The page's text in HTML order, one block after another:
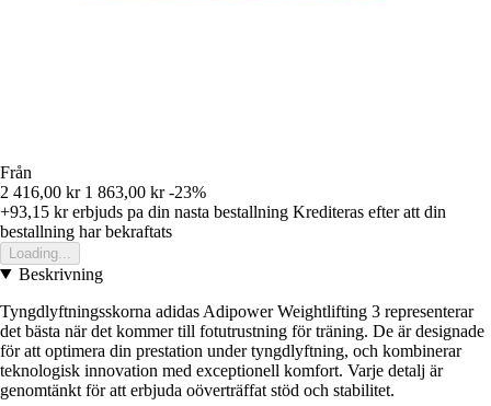
Från
2 416,00 kr 1 863,00 kr -23%
+93,15 krerbjuds pa din nasta bestallning Krediteras efter att din
bestallning har bekraftats
Loading...
Beskrivning
Tyngdlyftningsskorna adidas Adipower Weightlifting 3 representerar
det bästa när det kommer till fotutrustning för träning. De är designade
för att optimera din prestation under tyngdlyftning, och kombinerar
teknologisk innovation med exceptionell komfort. Varje detalj är
genomtänkt för att erbjuda oöverträffat stöd och stabilitet.